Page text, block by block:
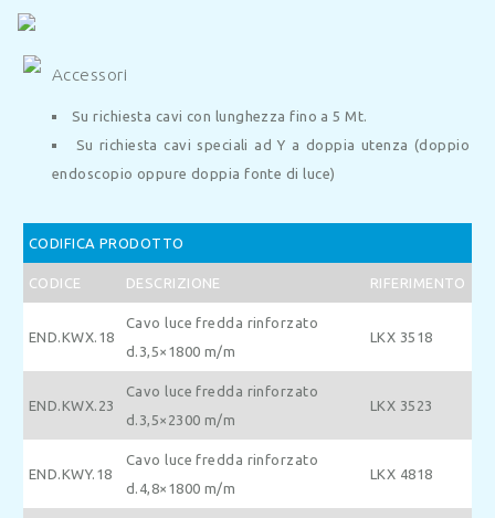
Accessori
Su richiesta cavi con lunghezza fino a 5 Mt.
Su richiesta cavi speciali ad Y a doppia utenza (doppio
endoscopio oppure doppia fonte di luce)
CODIFICA PRODOTTO
CODICE DESCRIZIONE RIFERIMENTO
END.KWX.18
Cavo luce fredda rinforzato
d.3,5×1800 m/m
LKX 3518
END.KWX.23
Cavo luce fredda rinforzato
d.3,5×2300 m/m
LKX 3523
END.KWY.18
Cavo luce fredda rinforzato
d.4,8×1800 m/m
LKX 4818